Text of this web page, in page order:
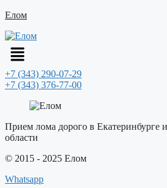
Елом
Меню
+7 (343) 290-07-29
+7 (343) 376-77-00
Прием лома дорого в Екатеринбурге
области
© 2015 - 2025 Елом
Whatsapp